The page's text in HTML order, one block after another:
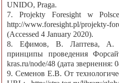
UNIDO, Praga.
7. Projekty Foresight w
http://www.foresight.pl/projekty-
(Accessed 4 January 2020).
8. Ефимов, В. Лаптева, А.
принципы проведения
kras.ru/node/48 (дата звернення:
9. Семенов Е.В. От